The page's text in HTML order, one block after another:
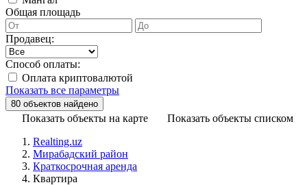
Общая площадь
Продавец:
Способ оплаты:
Оплата криптовалютой
Показать все параметры
Показать объекты на карте
Показать объекты списком
Realting.uz
Мирабадский район
Краткосрочная аренда
Квартира